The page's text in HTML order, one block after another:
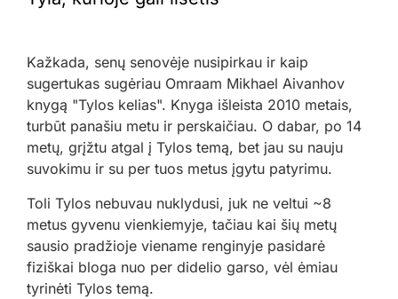
Kažkada, senų senovėje nusipirkau ir kaip
sugertukas sugėriau Omraam Mikhael Aivanhov
knygą "Tylos kelias". Knyga išleista 2010 metais,
turbūt panašiu metu ir perskaičiau. O dabar, po 14
metų, grįžtu atgal į Tylos temą, bet jau su nauju
suvokimu ir su per tuos metus įgytu patyrimu.
Toli Tylos nebuvau nuklydusi, juk ne veltui ~8
metus gyvenu vienkiemyje, tačiau kai šių metų
sausio pradžioje viename renginyje pasidarė
fiziškai bloga nuo per didelio garso, vėl ėmiau
tyrinėti Tylos temą.